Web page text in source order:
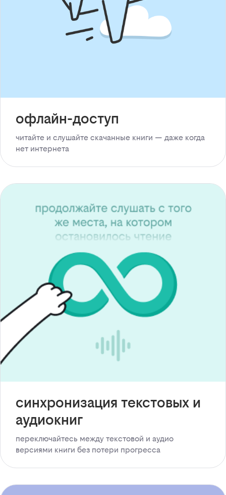
офлайн-доступ
читайте и слушайте скачанные книги — даже когда
нет интернета
синхронизация текстовых и
аудиокниг
переключайтесь между текстовой и аудио
версиями книги без потери прогресса